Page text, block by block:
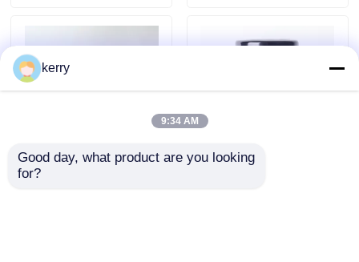
Suministro de fábrica 8
kerry
9:34 AM
Good day, what product are you looking
for?